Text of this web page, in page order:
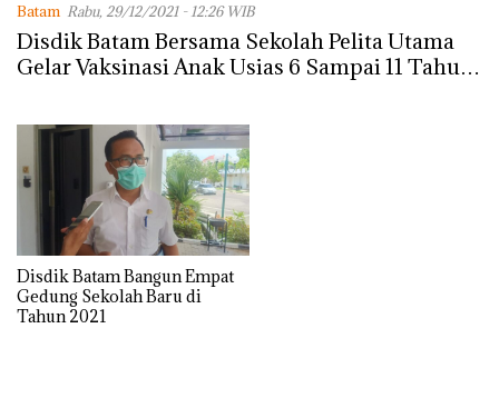
Batam Rabu, 29/12/2021 - 12:26 WIB
Disdik Batam Bersama Sekolah Pelita Utama
Gelar Vaksinasi Anak Usias 6 Sampai 11 Tahun
Disdik Batam Bangun Empat
Gedung Sekolah Baru di
Tahun 2021